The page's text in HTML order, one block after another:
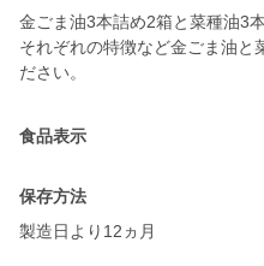
金ごま油3本詰め2箱と菜種油3
それぞれの特徴など金ごま油と
ださい。
食品表示
保存方法
製造日より12ヵ月